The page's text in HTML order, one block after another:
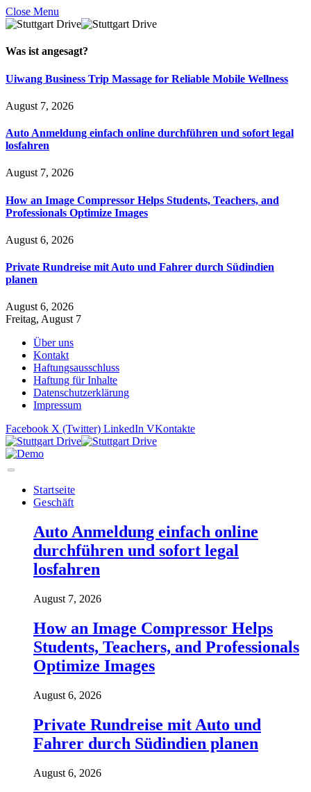
Close Menu
Was ist angesagt?
Uiwang Business Trip Massage for Reliable Mobile Wellness
August 7, 2026
Auto Anmeldung einfach online durchführen und sofort legal
losfahren
August 7, 2026
How an Image Compressor Helps Students, Teachers, and
Professionals Optimize Images
August 6, 2026
Private Rundreise mit Auto und Fahrer durch Südindien
planen
August 6, 2026
Freitag, August 7
Über uns
Kontakt
Haftungsausschluss
Haftung für Inhalte
Datenschutzerklärung
Impressum
Facebook X (Twitter) LinkedIn VKontakte
Startseite
Geschäft
Auto Anmeldung einfach online
durchführen und sofort legal
losfahren
August 7, 2026
How an Image Compressor Helps
Students, Teachers, and Professionals
Optimize Images
August 6, 2026
Private Rundreise mit Auto und
Fahrer durch Südindien planen
August 6, 2026